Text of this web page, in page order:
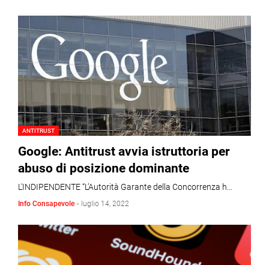
ANTITRUST
Google: Antitrust avvia istruttoria per
abuso di posizione dominante
L'INDIPENDENTE “L’Autorità Garante della Concorrenza h…
Info Consapevole - luglio 14, 2022